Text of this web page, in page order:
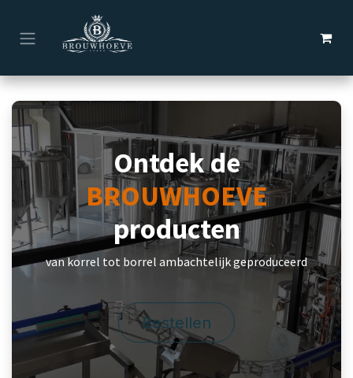
Overslaan naar inhoud
Ontdek de
BROUWHOEVE
producten
van korrel tot borrel ambachtelijk geproduceerd
Bestellen